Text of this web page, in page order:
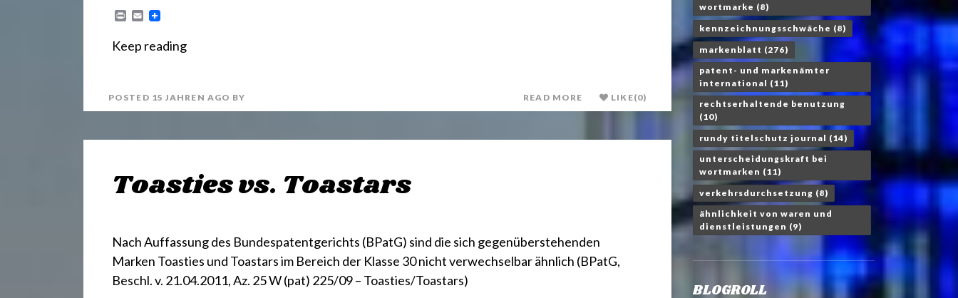
n
E
i
Keep reading
POSTED 15 JAHREN AGO BY READ MORE LIKE(0)
Toasties vs. Toastars
Nach Auffassung des Bundespatentgerichts (BPatG) sind die sich gegenüberstehenden
Marken Toasties und Toastars im Bereich der Klasse 30 nicht verwechselbar ähnlich (BPatG,
Beschl. v. 21.04.2011, Az. 25 W (pat) 225/09 – Toasties/Toastars)
wortmarke (8)
kennzeichnungsschwäche (8)
markenblatt (276)
patent- und markenämter
international (11)
rechtserhaltende benutzung
(10)
rundy titelschutz journal (14)
unterscheidungskraft bei
wortmarken (11)
verkehrsdurchsetzung (8)
ähnlichkeit von waren und
dienstleistungen (9)
BLOGROLL